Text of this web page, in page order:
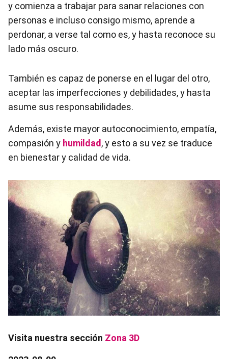
y comienza a trabajar para sanar relaciones con
personas e incluso consigo mismo, aprende a
perdonar, a verse tal como es, y hasta reconoce su
lado más oscuro.
También es capaz de ponerse en el lugar del otro,
aceptar las imperfecciones y debilidades, y hasta
asume sus responsabilidades.
Además, existe mayor autoconocimiento, empatía,
compasión y humildad , y esto a su vez se traduce
en bienestar y calidad de vida.
Visita nuestra sección Zona 3D